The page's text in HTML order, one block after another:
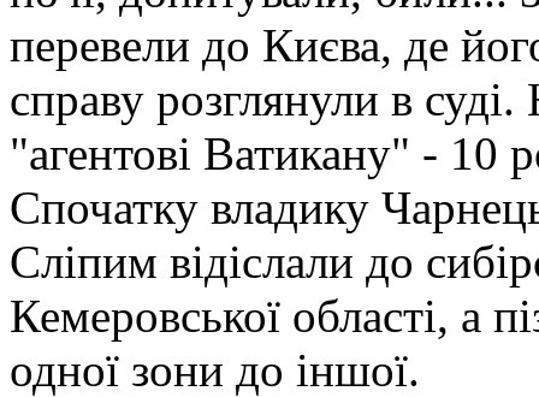
перевели до Києва, де
справу розглянули в
"агентові Ватикану" - 10
Спочатку владику
Сліпим відіслали до
Кемеровської області, а
одної зони до іншої.